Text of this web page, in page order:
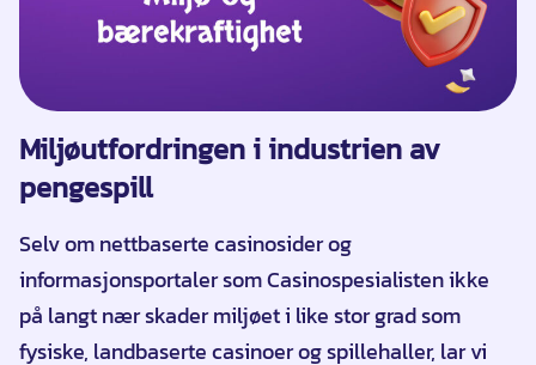
Miljøutfordringen i industrien av
pengespill
Selv om nettbaserte casinosider og
informasjonsportaler som Casinospesialisten ikke
på langt nær skader miljøet i like stor grad som
fysiske, landbaserte casinoer og spillehaller, lar vi